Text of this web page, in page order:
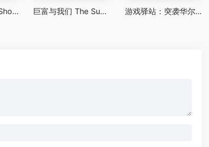
大空头 The Big Short (2015) 巨富与我们 The Super Rich and Us (2015) 游戏驿站：突袭华尔街 GameStop: The Wall Street Hijack (2021)